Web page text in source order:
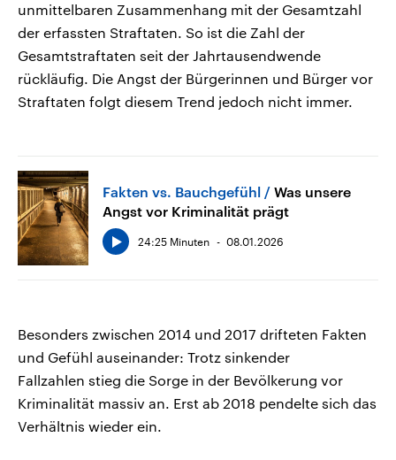
unmittelbaren Zusammenhang mit der Gesamtzahl
der erfassten Straftaten. So ist die Zahl der
Gesamtstraftaten seit der Jahrtausendwende
rückläufig. Die Angst der Bürgerinnen und Bürger vor
Straftaten folgt diesem Trend jedoch nicht immer.
Fakten vs. Bauchgefühl
Was unsere
Angst vor Kriminalität prägt
24:25 Minuten 08.01.2026
Besonders zwischen 2014 und 2017 drifteten Fakten
und Gefühl auseinander: Trotz sinkender
Fallzahlen stieg die Sorge in der Bevölkerung vor
Kriminalität massiv an. Erst ab 2018 pendelte sich das
Verhältnis wieder ein.